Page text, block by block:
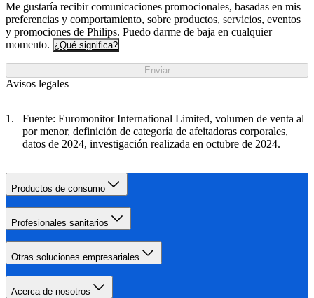
Me gustaría recibir comunicaciones promocionales, basadas en mis
preferencias y comportamiento, sobre productos, servicios, eventos
y promociones de Philips. Puedo darme de baja en cualquier
momento. ¿Qué significa?
Enviar
Avisos legales
Fuente: Euromonitor International Limited, volumen de venta al
por menor, definición de categoría de afeitadoras corporales,
datos de 2024, investigación realizada en octubre de 2024.
Productos de consumo
Profesionales sanitarios
Otras soluciones empresariales
Acerca de nosotros